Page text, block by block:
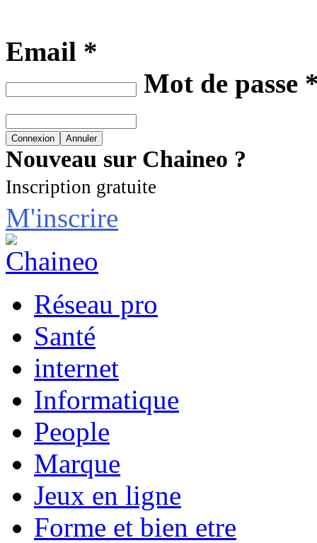
Email *
Mot de passe
Nouveau sur Chaineo ?
Inscription gratuite
M'inscrire
Réseau pro
Santé
internet
Informatique
People
Marque
Jeux en ligne
Forme et bien etre